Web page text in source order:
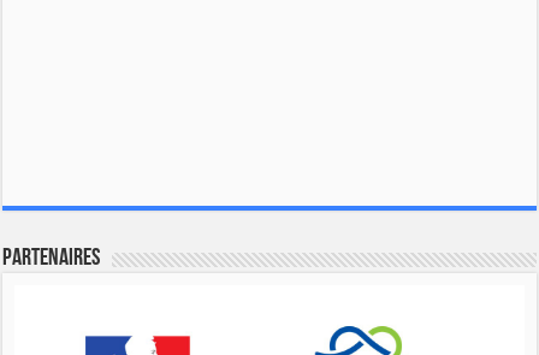
Partenaires